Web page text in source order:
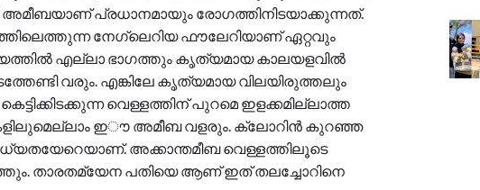
അമീബയാണ് പ്രധാനമായും രോഗത്തിനിടയാക്കുന്നത്.
നേഗ്ലെറിയ ഫൗലേറിയാണ് ഏറ്റവും
എല്ലാ ഭാഗത്തും കൃത്യമായ കാലയളവില്‍
വരും. എങ്കിലേ കൃത്യമായ വിലയിരുത്തലും
വെള്ളത്തിന് പുറമെ ഇളക്കമില്ലാത്ത
ഇൗ അമീബ വളരും. ക്ലോറിന്‍ കുറഞ്ഞ
അക്കാന്തമീബ വെള്ളത്തിലൂടെ
താരതമ്യേന പതിയെ ആണ് ഇത് തലച്ചോറിനെ